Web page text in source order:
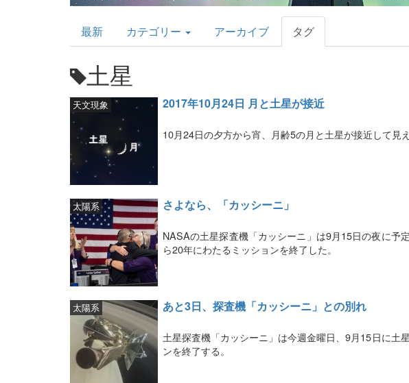
AstroArts
Topics
最新 カテゴリー アーカイブ タグ
土星
2017年10月24日 月と土星が接近
天文現象
10月24日の夕方から宵、月齢5の月と土星が接近して見え
さよなら、「カッシーニ」
太陽系
NASAの土星探査機「カッシーニ」は9月15日の夜に予
ら20年にわたるミッションを終了した。
あと3日、探査機「カッシーニ」との別れ
太陽系
土星探査機「カッシーニ」は今週金曜日、9月15日に土
ンを終了する。